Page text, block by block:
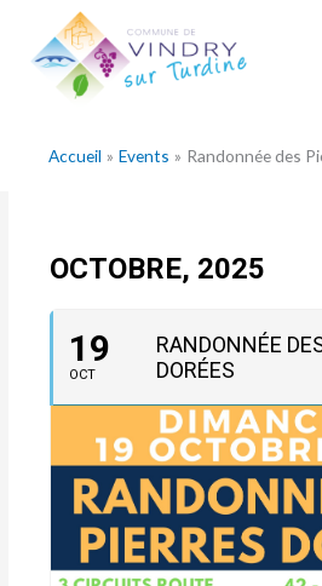
contenu
Accueil Events Randonnée des
OCTOBRE, 2025
19
OCT
RANDONNÉE
DORÉES